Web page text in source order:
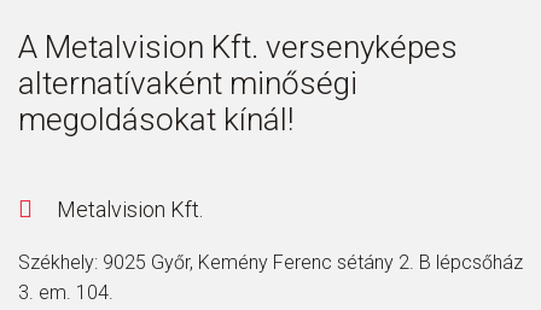
A Metalvision Kft. versenyképes
alternatívaként minőségi
megoldásokat kínál!
Metalvision Kft.
Székhely: 9025 Győr, Kemény Ferenc sétány 2. B lépcsőház
3. em. 104.